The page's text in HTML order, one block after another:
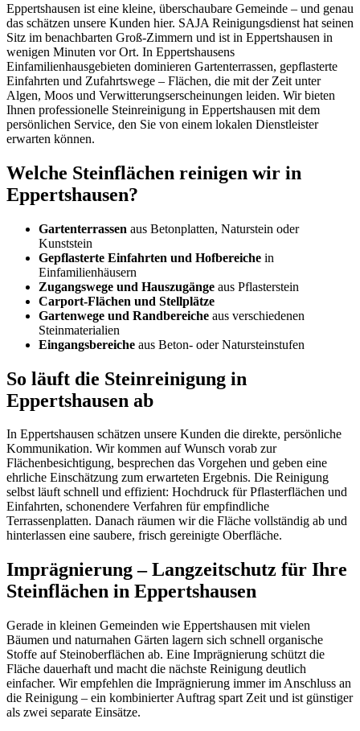
Eppertshausen ist eine kleine, überschaubare Gemeinde – und genau
das schätzen unsere Kunden hier. SAJA Reinigungsdienst hat seinen
Sitz im benachbarten Groß-Zimmern und ist in Eppertshausen in
wenigen Minuten vor Ort. In Eppertshausens
Einfamilienhausgebieten dominieren Gartenterrassen, gepflasterte
Einfahrten und Zufahrtswege – Flächen, die mit der Zeit unter
Algen, Moos und Verwitterungserscheinungen leiden. Wir bieten
Ihnen professionelle Steinreinigung in Eppertshausen mit dem
persönlichen Service, den Sie von einem lokalen Dienstleister
erwarten können.
Welche Steinflächen reinigen wir in
Eppertshausen?
Gartenterrassen aus Betonplatten, Naturstein oder
Kunststein
Gepflasterte Einfahrten und Hofbereiche in
Einfamilienhäusern
Zugangswege und Hauszugänge aus Pflasterstein
Carport-Flächen und Stellplätze
Gartenwege und Randbereiche aus verschiedenen
Steinmaterialien
Eingangsbereiche aus Beton- oder Natursteinstufen
So läuft die Steinreinigung in
Eppertshausen ab
In Eppertshausen schätzen unsere Kunden die direkte, persönliche
Kommunikation. Wir kommen auf Wunsch vorab zur
Flächenbesichtigung, besprechen das Vorgehen und geben eine
ehrliche Einschätzung zum erwarteten Ergebnis. Die Reinigung
selbst läuft schnell und effizient: Hochdruck für Pflasterflächen und
Einfahrten, schonendere Verfahren für empfindliche
Terrassenplatten. Danach räumen wir die Fläche vollständig ab und
hinterlassen eine saubere, frisch gereinigte Oberfläche.
Imprägnierung – Langzeitschutz für Ihre
Steinflächen in Eppertshausen
Gerade in kleinen Gemeinden wie Eppertshausen mit vielen
Bäumen und naturnahen Gärten lagern sich schnell organische
Stoffe auf Steinoberflächen ab. Eine Imprägnierung schützt die
Fläche dauerhaft und macht die nächste Reinigung deutlich
einfacher. Wir empfehlen die Imprägnierung immer im Anschluss an
die Reinigung – ein kombinierter Auftrag spart Zeit und ist günstiger
als zwei separate Einsätze.